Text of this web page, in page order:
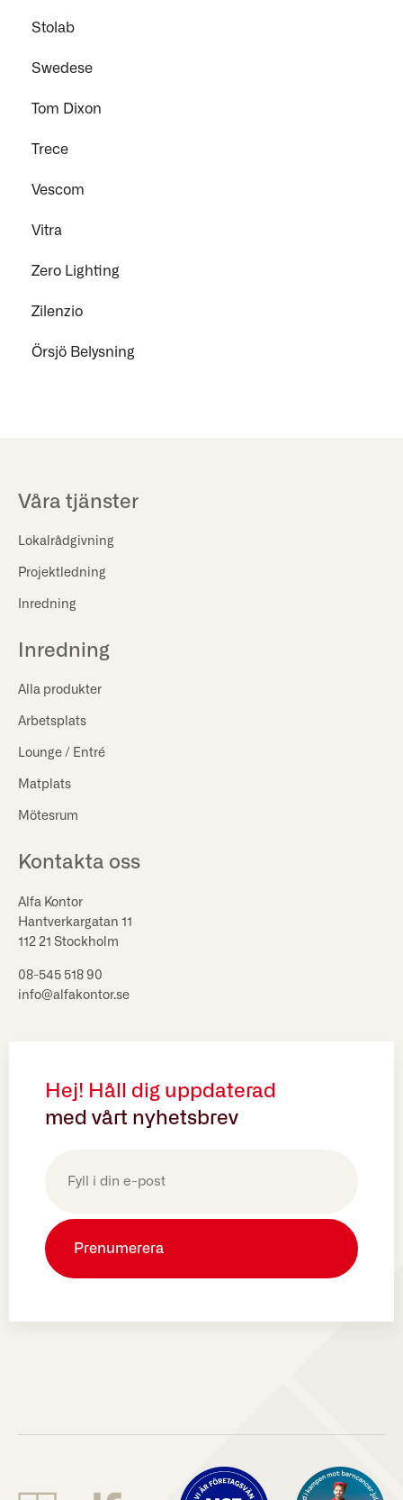
Stolab
Swedese
Tom Dixon
Trece
Vescom
Vitra
Zero Lighting
Zilenzio
Örsjö Belysning
Våra tjänster
Lokalrådgivning
Projektledning
Inredning
Inredning
Alla produkter
Arbetsplats
Lounge / Entré
Matplats
Mötesrum
Kontakta oss
Alfa Kontor
Hantverkargatan 11
112 21 Stockholm
08-545 518 90
info@alfakontor.se
Hej! Håll dig uppdaterad
med vårt nyhetsbrev
(Obligatoriskt)